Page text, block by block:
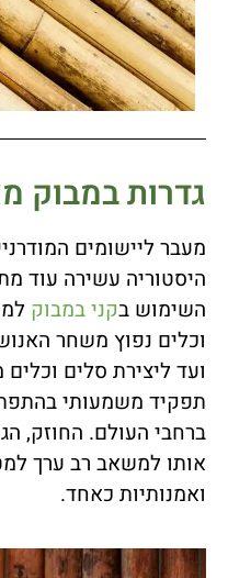
גדרות במבוק
מעבר ליישומים
היסטוריה עשירה עוד
השימוש בקני במבוק
וכלים נפוץ משחר
ועד ליצירת סלים
תפקיד משמעותי
ברחבי העולם. החוזק,
אותו למשאב רב ערך
ואמנותיות כאחד.